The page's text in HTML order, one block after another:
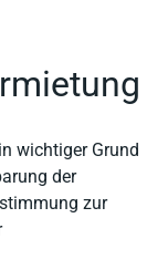
wichtiger Grund
der
zur